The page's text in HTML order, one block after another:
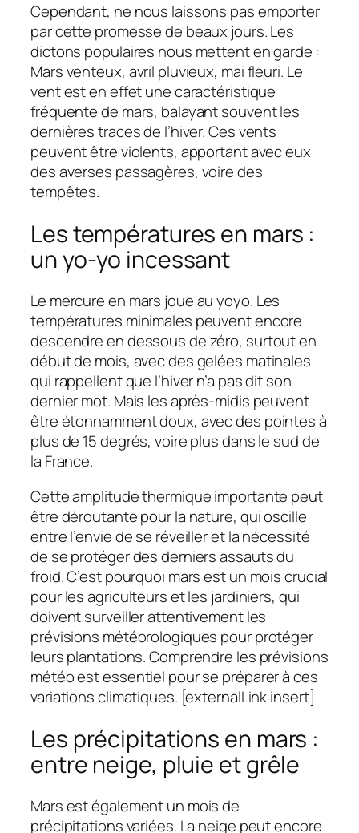
Cependant, ne nous laissons pas emporter
par cette promesse de beaux jours. Les
dictons populaires nous mettent en garde :
Mars venteux, avril pluvieux, mai fleuri. Le
vent est en effet une caractéristique
fréquente de mars, balayant souvent les
dernières traces de l’hiver. Ces vents
peuvent être violents, apportant avec eux
des averses passagères, voire des
tempêtes.
Les températures en mars :
un yo-yo incessant
Le mercure en mars joue au yoyo. Les
températures minimales peuvent encore
descendre en dessous de zéro, surtout en
début de mois, avec des gelées matinales
qui rappellent que l’hiver n’a pas dit son
dernier mot. Mais les après-midis peuvent
être étonnamment doux, avec des pointes à
plus de 15 degrés, voire plus dans le sud de
la France.
Cette amplitude thermique importante peut
être déroutante pour la nature, qui oscille
entre l’envie de se réveiller et la nécessité
de se protéger des derniers assauts du
froid. C’est pourquoi mars est un mois crucial
pour les agriculteurs et les jardiniers, qui
doivent surveiller attentivement les
prévisions météorologiques pour protéger
leurs plantations. Comprendre les prévisions
météo est essentiel pour se préparer à ces
variations climatiques. [externalLink insert]
Les précipitations en mars :
entre neige, pluie et grêle
Mars est également un mois de
précipitations variées. La neige peut encore